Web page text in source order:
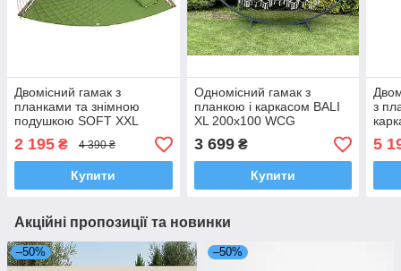
Двомісний гамак з
планками та знімною
подушкою SOFT XXL
садовий для відпочинку
Зелений
2 195 ₴ 4 390 ₴
Купити
Одномісний гамак з
планкою і каркасом BALI
XL 200х100 WCG
3 699₴
Купити
з
5
Акційні пропозиції та новинки
–50% –50%